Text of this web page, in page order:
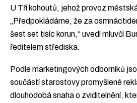
U Tří kohoutů, jehož provoz
„Předpokládáme, že za
šest set tisíc korun,“ uvedl mluvčí
ředitelem střediska.
Podle marketingových odborníků
součástí starostovy promyšlené
dlouhodobá snaha o zviditelnění,